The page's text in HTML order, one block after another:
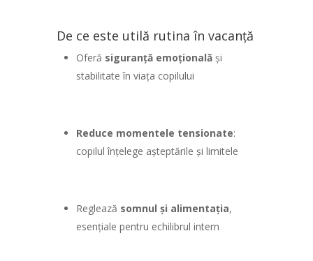
De ce este utilă rutina în vacanță
Oferă siguranță emoționalăși
stabilitate în viața copilului
Reduce momentele tensionate:
copilul înțelege așteptările și limitele
Reglează somnul și alimentația,
esențiale pentru echilibrul intern